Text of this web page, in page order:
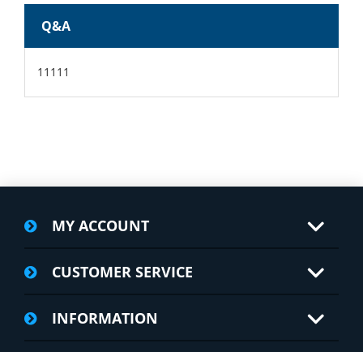
Q&A
11111
MY ACCOUNT
CUSTOMER SERVICE
INFORMATION